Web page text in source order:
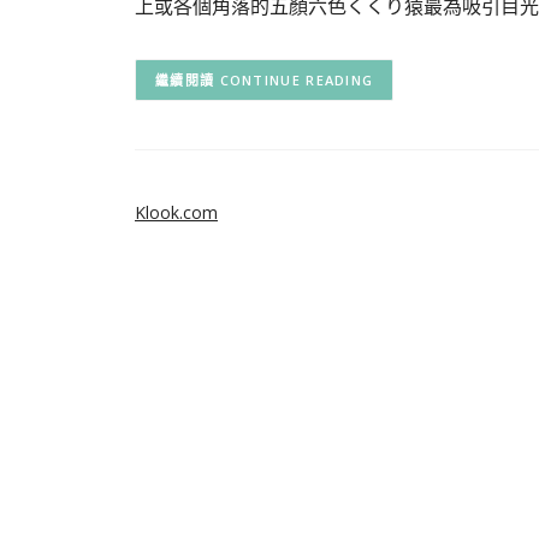
上或各個角落的五顏六色くくり猿最為吸引目
CONTINUE READING
Klook.com